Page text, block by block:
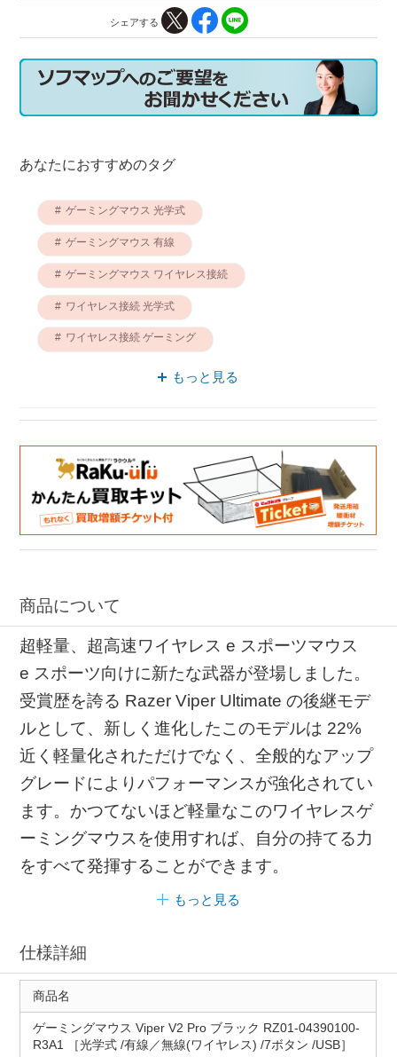
シェアする
あなたにおすすめのタグ
ゲーミングマウス 光学式
ゲーミングマウス 有線
ゲーミングマウス ワイヤレス接続
ワイヤレス接続 光学式
ワイヤレス接続 ゲーミング
もっと見る
商品について
超軽量、超高速ワイヤレス e スポーツマウス
e スポーツ向けに新たな武器が登場しました。
受賞歴を誇る Razer Viper Ultimate の後継モデ
ルとして、新しく進化したこのモデルは 22%
近く軽量化されただけでなく、全般的なアップ
グレードによりパフォーマンスが強化されてい
ます。かつてないほど軽量なこのワイヤレスゲ
ーミングマウスを使用すれば、自分の持てる力
をすべて発揮することができます。
もっと見る
仕様詳細
商品名
ゲーミングマウス Viper V2 Pro ブラック RZ01-04390100-
R3A1 ［光学式 /有線／無線(ワイヤレス) /7ボタン /USB］